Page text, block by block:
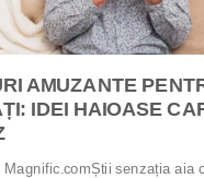
AMUZANTE
IDEI HAIOASE
Magnific.comȘtii senzația aia